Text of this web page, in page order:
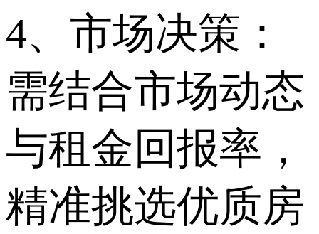
4、市场决策：
需结合市场动态
与租金回报率，
精准挑选优质房